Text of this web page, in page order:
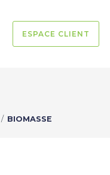
ESPACE CLIENT
/ BIOMASSE